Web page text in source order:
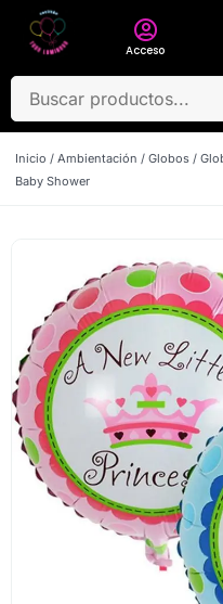
Acceso
Inicio / Ambientación / Globos /
Baby Shower